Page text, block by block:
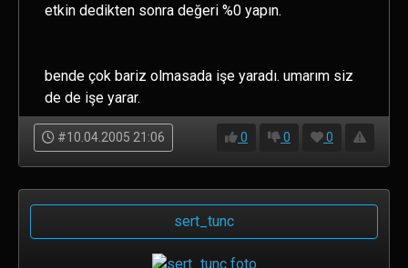
etkin dedikten sonra değeri %0 yapın.
bende çok bariz olmasada işe yaradı. umarım siz
de de işe yarar.
#10.04.2005 21:06 0 0 0
sert_tunc